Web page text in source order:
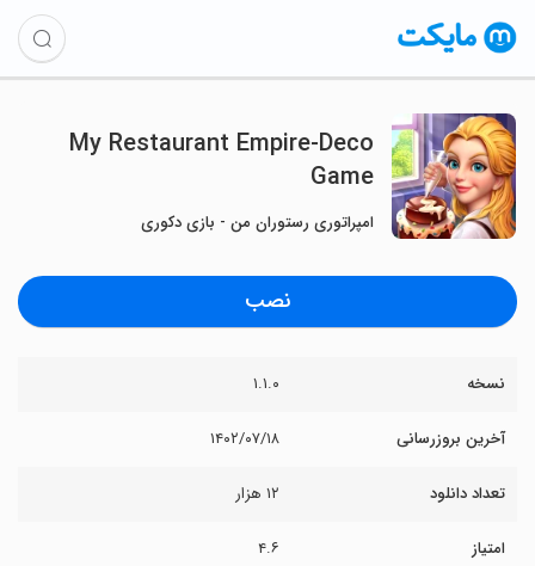
My Restaurant Empire-Deco
Game
امپراتوری رستوران من - بازی دکوری
نصب
نسخه ۱.۱.۰
آخرین بروزرسانی ۱۴۰۲/۰۷/۱۸
تعداد دانلود ۱۲ هزار
امتیاز ۴.۶